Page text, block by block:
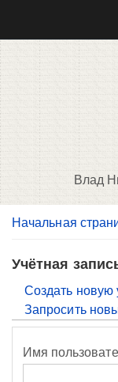
Влад
Вы здесь
Начальная
Учётная
Главные
Создать новую
Запросить
Имя